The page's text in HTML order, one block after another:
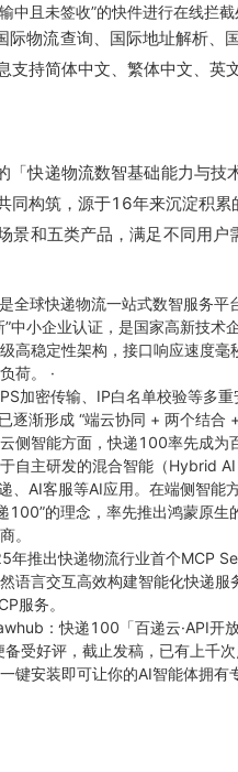
中且未签收”的快件进行在线拦截
际物流查询、国际地址解析
支持简体中文、繁体中文、英
快递物流数智基础能力与技
同构筑，源于16年来沉淀积
景和五类产品，满足不同用
全球快递物流一站式数智服务
中小企业认证，是国家高新技术
高稳定性架构，接口响应速度
荷。 ·
加密传输、IP白名单校验等多
逐渐形成 “端云协同 + 两个结
侧智能方面，快递100率先成
自主研发的混合智能（Hybrid
、AI客服等AI应用。在端侧智
100”的理念，率先推出鸿蒙原
。
年推出快递物流行业首个MCP
语言交互高效构建智能化快递
服务。
：快递100「百递云·API开
受好评，截止发稿，已有上千
键安装即可让你的AI智能体拥